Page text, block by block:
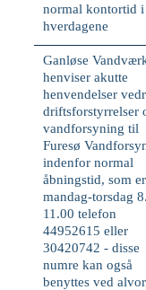
normal kontortid i
hverdagene
Ganløse
henviserakutte
henvendelser
driftsforstyrrelser
vandforsyning til
Furesø
indenfor normal
åbningstid, som er
mandag-torsdag
11.00 telefon
44952615 eller
30420742- disse
numre kan også
benyttes ved